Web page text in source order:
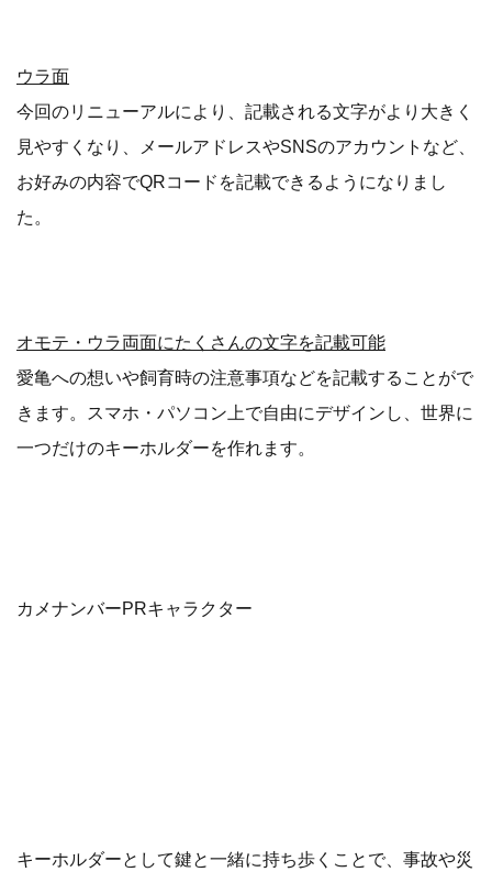
ウラ面
今回のリニューアルにより、記載される文字がより大きく
見やすくなり、メールアドレスやSNSのアカウントなど、
お好みの内容でQRコードを記載できるようになりまし
た。
オモテ・ウラ両面にたくさんの文字を記載可能
愛亀への想いや飼育時の注意事項などを記載することがで
きます。スマホ・パソコン上で自由にデザインし、世界に
一つだけのキーホルダーを作れます。
カメナンバーPRキャラクター
キーホルダーとして鍵と一緒に持ち歩くことで、事故や災